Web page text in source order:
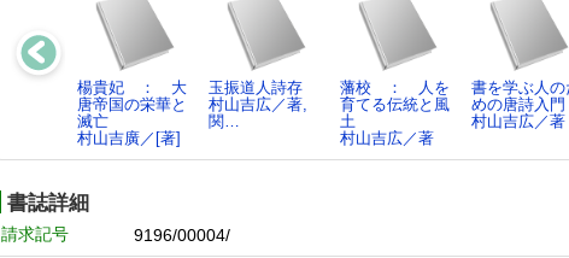
楊貴妃 ： 大
唐帝国の栄華と
滅亡
村山吉廣／[著]
玉振道人詩存
村山吉広／著,
関…
藩校 ： 人を
育てる伝統と風
土
村山吉広／著
書を学ぶ人の
めの唐詩入門
村山吉広／著
書誌詳細
請求記号 9196/00004/